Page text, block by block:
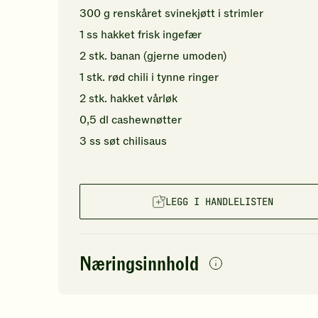
300g renskåret svinekjøtt i strimler
1 ss hakketfrisk ingefær
2stk. banan (gjerne umoden)
1 stk. rød chili i tynne ringer
2stk. hakketvårløk
0,5 dl cashewnøtter
3 ss søt chilisaus
LEGG I HANDLELISTEN
Næringsinnhold